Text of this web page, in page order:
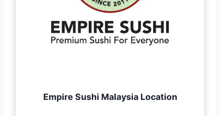
Empire Sushi Malaysia Location